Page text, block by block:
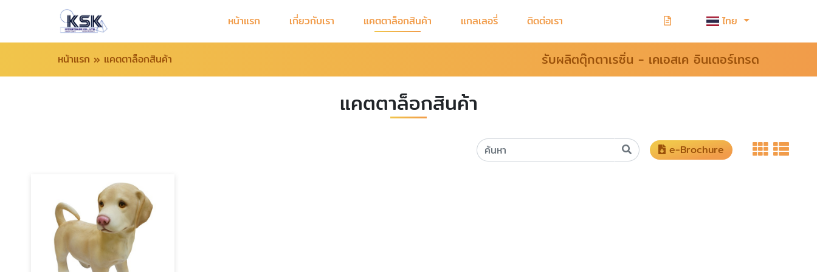
หน้าแรก เกี่ยวกับเรา แคตตาล็อกสินค้า แกลเลอรี่ ติดต่อเรา ไทย
หน้าแรก » แคตตาล็อกสินค้า รับผลิตตุ๊กตาเรซิ่น - เคเอสเค อินเตอร์เทรด
แคตตาล็อกสินค้า
e-Brochure